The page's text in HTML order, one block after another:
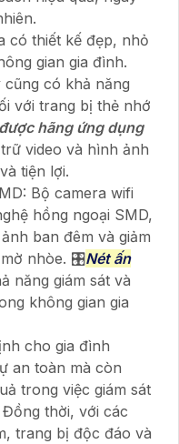
có thiết kế đẹp, nhỏ
gian gia đình.
có khả năng
với trang bị thẻ nhớ
hãng ứng dụng
video và hình ảnh
tiện lợi.
Bộ camera wifi
hồng ngoại SMD,
ban đêm và giảm
mờ nhòe. 🎛Nét ấn
năng giám sát và
không gian gia
cho gia đình
an toàn mà còn
trong việc giám sát
thời, với các
trang bị độc đáo và